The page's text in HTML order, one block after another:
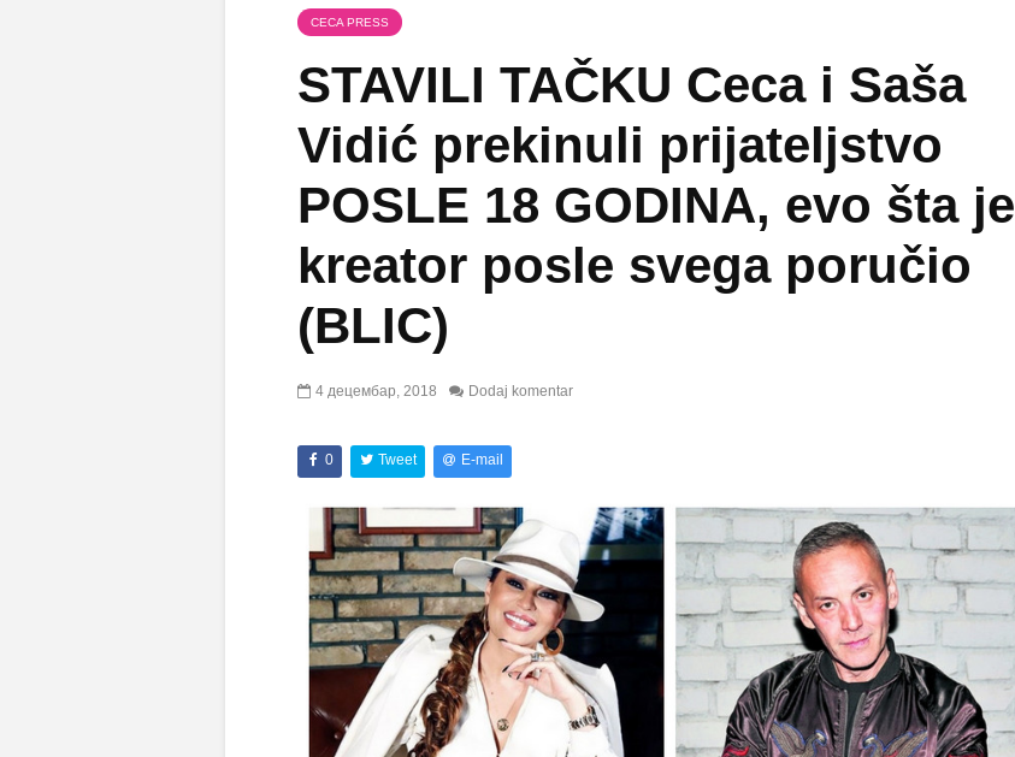
CECA PRESS
STAVILI TAČKU Ceca i Saša
Vidić prekinuli prijateljstvo
POSLE 18 GODINA, evo šta je
kreator posle svega poručio
(BLIC)
4 децембар, 2018 Dodaj komentar
0 Tweet E-mail